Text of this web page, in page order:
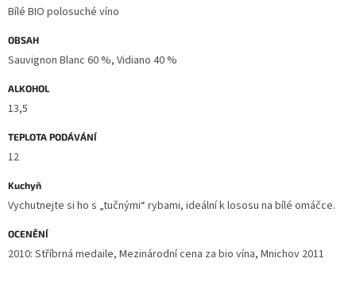
Bílé BIO polosuché víno
OBSAH
Sauvignon Blanc 60 %, Vidiano 40 %
ALKOHOL
13,5
TEPLOTA PODÁVÁNÍ
12
Kuchyň
Vychutnejte si ho s „tučnými“ rybami, ideální k lososu na bílé omáčce.
OCENĚNÍ
2010: Stříbrná medaile, Mezinárodní cena za bio vína, Mnichov 2011